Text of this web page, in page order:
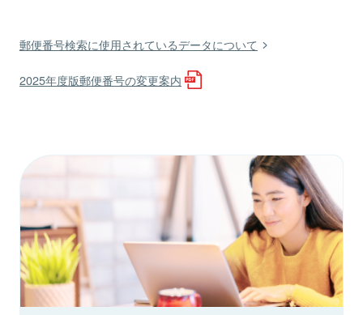
郵便番号検索に使用されているデータについて
2025年度版郵便番号の変更案内